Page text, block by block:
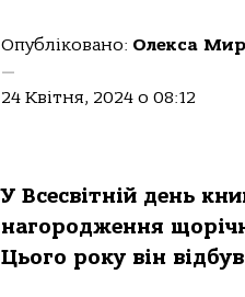
Опубліковано: Олекса
—
24 Квітня, 2024 о 08:12
У Всесвітній день
нагородження
Цього року він